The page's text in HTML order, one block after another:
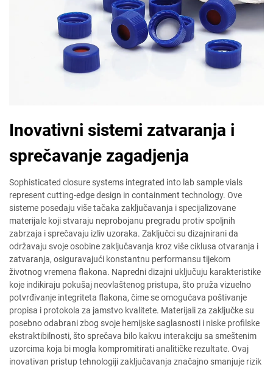
Inovativni sistemi zatvaranja i
sprečavanje zagadjenja
Sophisticated closure systems integrated into lab sample vials
represent cutting-edge design in containment technology. Ove
sisteme posedaju više tačaka zaključavanja i specijalizovane
materijale koji stvaraju neprobojanu pregradu protiv spoljnih
zabrzaja i sprečavaju izliv uzoraka. Zaključci su dizajnirani da
održavaju svoje osobine zaključavanja kroz više ciklusa otvaranja i
zatvaranja, osiguravajući konstantnu performansu tijekom
životnog vremena flakona. Napredni dizajni uključuju karakteristike
koje indikiraju pokušaj neovlaštenog pristupa, što pruža vizuelno
potvrđivanje integriteta flakona, čime se omogućava poštivanje
propisa i protokola za jamstvo kvalitete. Materijali za zaključke su
posebno odabrani zbog svoje hemijske saglasnosti i niske profilske
ekstraktibilnosti, što sprečava bilo kakvu interakciju sa smeštenim
uzorcima koja bi mogla kompromitirati analitičke rezultate. Ovaj
inovativan pristup tehnologiji zaključavanja značajno smanjuje rizik